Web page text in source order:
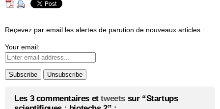
Reçevez par email les alertes de parution de nouveaux articles :
Your email:
Les 3 commentaires ettweets sur “Startups